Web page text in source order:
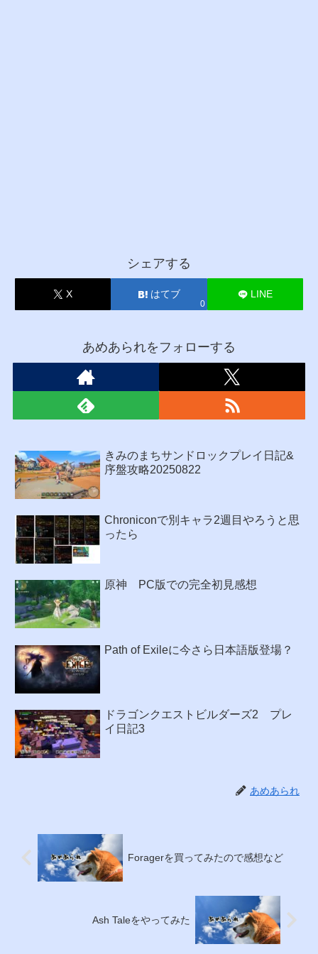
シェアする
X はてブ
0
LINE
あめあられをフォローする
きみのまちサンドロックプレイ日記&
序盤攻略20250822
Chroniconで別キャラ2週目やろうと思
ったら
原神 PC版での完全初見感想
Path of Exileに今さら日本語版登場？
ドラゴンクエストビルダーズ2 プレ
イ日記3
あめあられ
Foragerを買ってみたので感想など
Ash Taleをやってみた